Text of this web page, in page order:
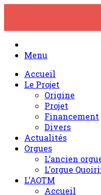
content
Menu
Accueil
Le Projet
Origine
Projet
Financement
Divers
Actualités
Orgues
L’ancien
L’orgue
L’AOTM
Accueil